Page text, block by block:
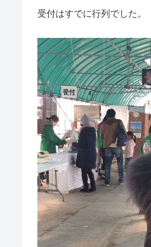
受付はすでに行列でした。